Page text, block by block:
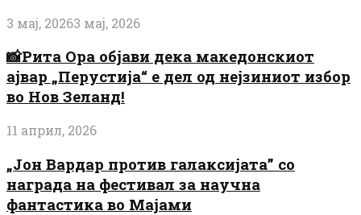
3 мај, 20263 мај, 2026
📸Рита Ора објави дека македонскиот
ајвар „Перустија“ е дел од нејзиниот избор
во Нов Зеланд!
11 април, 2026
„Јон Вардар против галаксијата” со
награда на фестивал за научна
фантастика во Мајами